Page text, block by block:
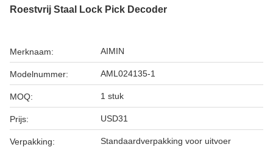
Roestvrij Staal Lock Pick Decoder
Merknaam: AIMIN
Modelnummer: AML024135-1
MOQ: 1 stuk
Prijs: USD31
Verpakking: Standaardverpakking voor uitvoer